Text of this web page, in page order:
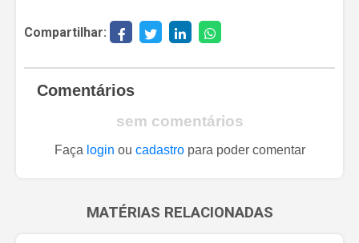
Compartilhar:
Comentários
sem comentários
Faça login ou cadastropara poder comentar
MATÉRIAS RELACIONADAS